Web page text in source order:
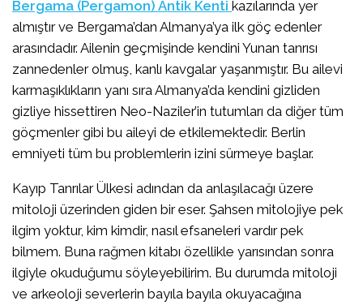
Bergama (Pergamon) Antik Kenti kazılarında yer
almıştır ve Bergama’dan Almanya’ya ilk göç edenler
arasındadır. Ailenin geçmişinde kendini Yunan tanrısı
zannedenler olmuş, kanlı kavgalar yaşanmıştır. Bu ailevi
karmaşıklıkların yanı sıra Almanya’da kendini gizliden
gizliye hissettiren Neo-Naziler’in tutumları da diğer tüm
göçmenler gibi bu aileyi de etkilemektedir. Berlin
emniyeti tüm bu problemlerin izini sürmeye başlar.
Kayıp Tanrılar Ülkesi adından da anlaşılacağı üzere
mitoloji üzerinden giden bir eser. Şahsen mitolojiye pek
ilgim yoktur, kim kimdir, nasıl efsaneleri vardır pek
bilmem. Buna rağmen kitabı özellikle yarısından sonra
ilgiyle okuduğumu söyleyebilirim. Bu durumda mitoloji
ve arkeoloji severlerin bayıla bayıla okuyacağına